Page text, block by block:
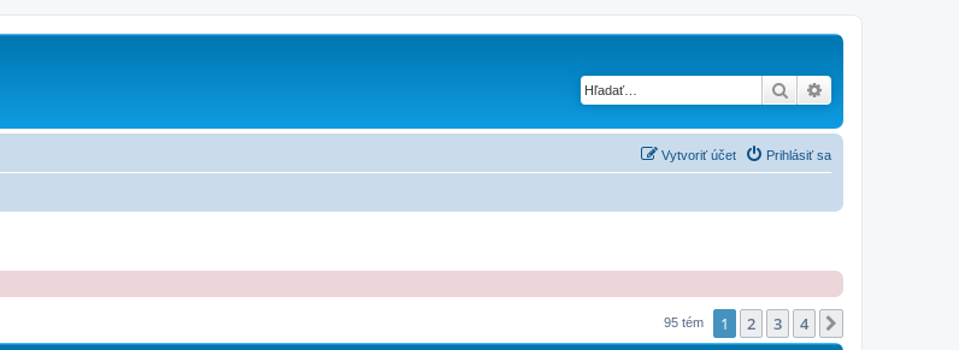
Hľadať
Prihlásiť sa
Vytvoriť účet
95 tém 1 2 3 4